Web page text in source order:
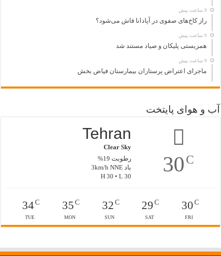
9 ساعت پیش
راز کاخ‌های صفوی در آپادانا فاش می‌شود؟
9 ساعت پیش
همزیستی پلیکان و صیاد مستند شد
9 ساعت پیش
ماجرای اعتراض پرستاران بیمارستان فیاض بخش
آب و هوای پایتخت
30C
Tehran
Clear Sky
رطوبت 19%
باد 3km/h NNE
H 30 • L 30
30C
FRI
29 C
SAT
32C
SUN
35C
MON
34C
TUE